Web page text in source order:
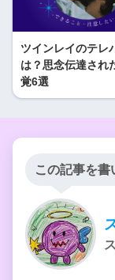
ツインレイのテレ
は？思念伝達され
覚6選
この記事を書